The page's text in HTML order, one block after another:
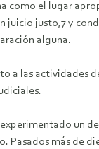
como el lugar
justo,7 y
alguna.
a las actividades
un
más de